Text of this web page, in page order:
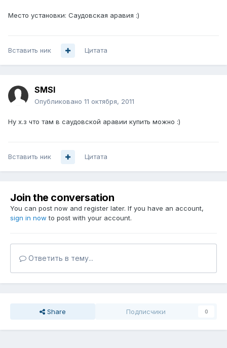
Место установки: Саудовская аравия :)
Вставить ник Цитата
SMSI
Опубликовано 11 октября, 2011
Ну х.з что там в саудовской аравии купить можно :)
Вставить ник Цитата
Join the conversation
You can post now and register later. If you have an account,
sign in now to post with your account.
Ответить в тему...
Share Подписчики 0